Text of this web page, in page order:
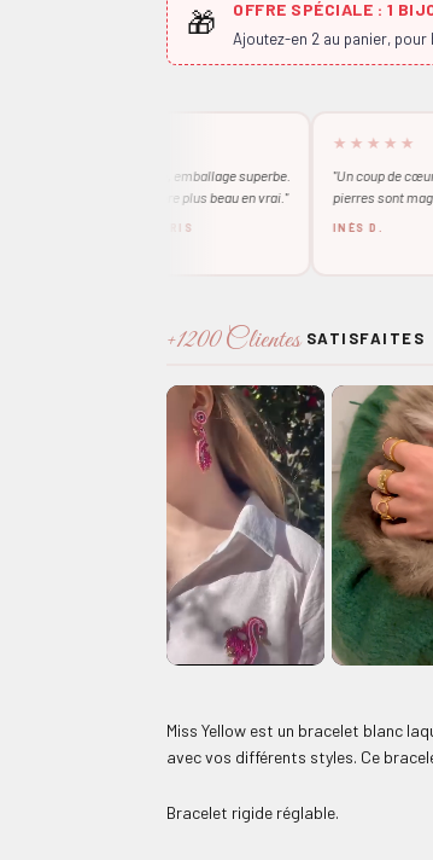
🎁 OFFRE SPÉCIALE : 1
Ajoutez-en 2 au panier,
"Livraison rapide, emballage superbe.
Le bijou est encore plus beau en vrai."
★★★★★
"Un coup de cœur immédiat.
pierres sont magnifiques."
+1200 ClientesSATISFAITES
Miss Yellow est un bracelet blanc
avec vos différents styles. Ce
Bracelet rigide réglable.